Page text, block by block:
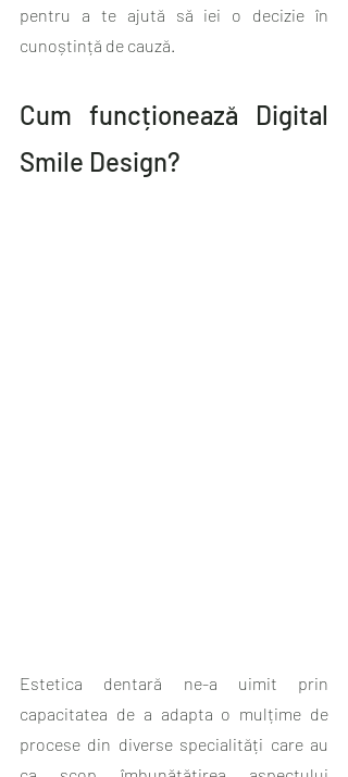
pentru a te ajută să iei o decizie în
cunoștință de cauză.
Cum funcționează Digital
Smile Design?
Estetica dentară ne-a uimit prin
capacitatea de a adapta o mulțime de
procese din diverse specialități care au